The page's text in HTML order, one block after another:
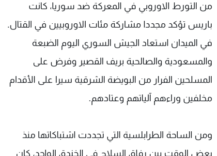
من التورط الاوروبي في المعركة ضد سوريا، كانت
باريس تؤكد مجددا مشاركة مئات الاوروبيين في القتال.
في الميدان استعاد الجيش السوري اليوم الضبعة
والمسعودية والصالحية بريف القصير وفرض على
المسلحين الفرار من البويضة الشرقية سيرا على الأقدام
مخلفين وراءهم آلياتهم وعتادهم.
ومن الساحة الطرابلسية التي تجددت اشتباكاتها منذ
بعض الوقت بين رفاق السلاح في الخندق الواحد، كان